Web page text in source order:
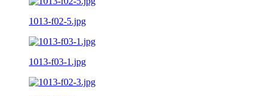
1013-f02-5.jpg
1013-f03-1.jpg